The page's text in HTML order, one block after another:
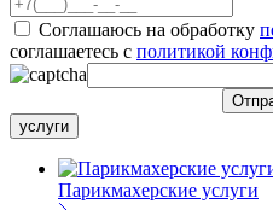
Соглашаюсь на обработку
соглашаетесь c политикой
услуги
Парикмахерские услуги